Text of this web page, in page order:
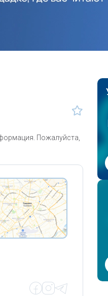
Пожалуйста,